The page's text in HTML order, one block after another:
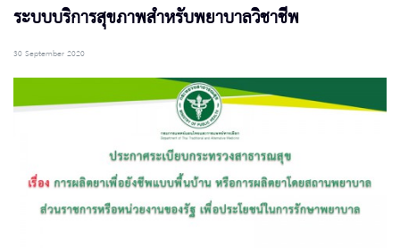
ระบบบริการสุขภาพสำหรับพยาบาลวิชาชีพ
30 September 2020